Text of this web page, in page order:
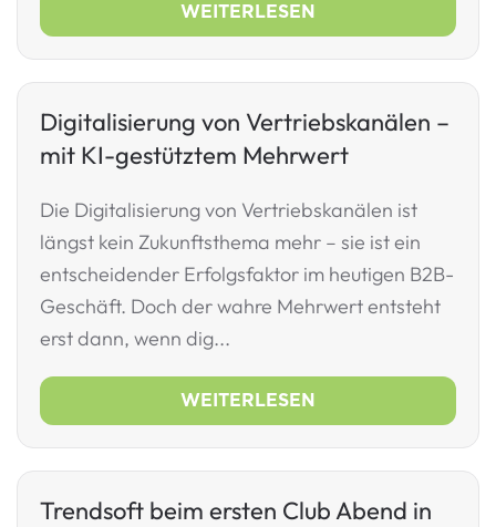
WEITERLESEN
Digitalisierung von Vertriebskanälen –
mit KI-gestütztem Mehrwert
Die Digitalisierung von Vertriebskanälen ist
längst kein Zukunftsthema mehr – sie ist ein
entscheidender Erfolgsfaktor im heutigen B2B-
Geschäft. Doch der wahre Mehrwert entsteht
erst dann, wenn dig...
WEITERLESEN
Trendsoft beim ersten Club Abend in